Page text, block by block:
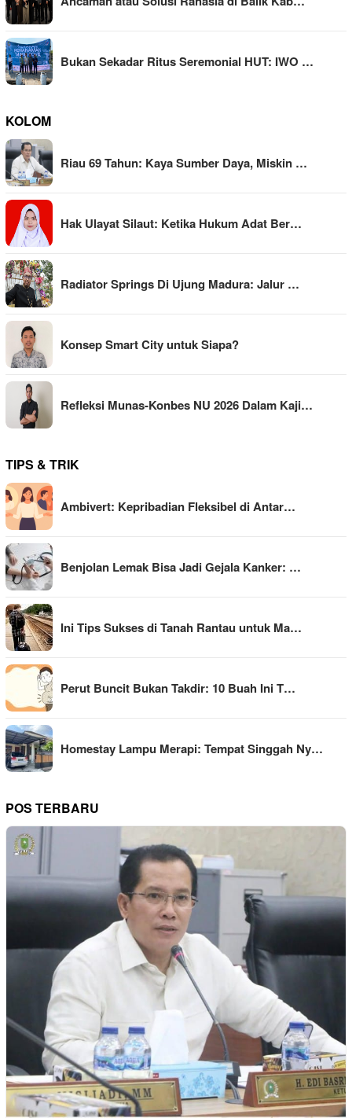
Bukan Sekadar Ritus Seremonial HUT: IWO …
KOLOM
Riau 69 Tahun: Kaya Sumber Daya, Miskin …
Hak Ulayat Silaut: Ketika Hukum Adat Ber…
Radiator Springs Di Ujung Madura: Jalur …
Konsep Smart City untuk Siapa?
Refleksi Munas-Konbes NU 2026 Dalam Kaji…
TIPS & TRIK
Ambivert: Kepribadian Fleksibel di Antar…
Benjolan Lemak Bisa Jadi Gejala Kanker: …
Ini Tips Sukses di Tanah Rantau untuk Ma…
Perut Buncit Bukan Takdir: 10 Buah Ini T…
Homestay Lampu Merapi: Tempat Singgah Ny…
POS TERBARU